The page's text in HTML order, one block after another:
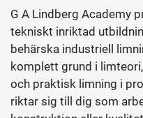
G A Lindberg Academy
tekniskt inriktad
behärska industriell
komplett grund i
och praktisk limning i
riktar sig till dig som